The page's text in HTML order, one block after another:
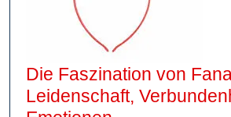
Die Faszination von
Leidenschaft,